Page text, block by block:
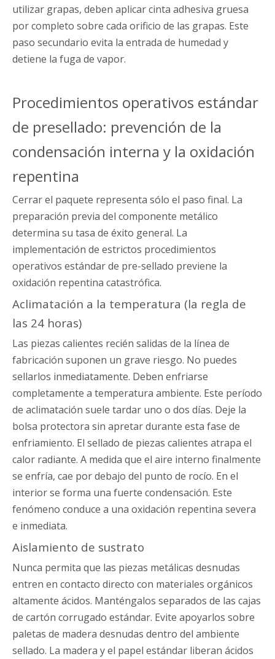
utilizar grapas, deben aplicar cinta adhesiva gruesa
por completo sobre cada orificio de las grapas. Este
paso secundario evita la entrada de humedad y
detiene la fuga de vapor.
Procedimientos operativos estándar
de presellado: prevención de la
condensación interna y la oxidación
repentina
Cerrar el paquete representa sólo el paso final. La
preparación previa del componente metálico
determina su tasa de éxito general. La
implementación de estrictos procedimientos
operativos estándar de pre-sellado previene la
oxidación repentina catastrófica.
Aclimatación a la temperatura (la regla de
las 24 horas)
Las piezas calientes recién salidas de la línea de
fabricación suponen un grave riesgo. No puedes
sellarlos inmediatamente. Deben enfriarse
completamente a temperatura ambiente. Este período
de aclimatación suele tardar uno o dos días. Deje la
bolsa protectora sin apretar durante esta fase de
enfriamiento. El sellado de piezas calientes atrapa el
calor radiante. A medida que el aire interno finalmente
se enfría, cae por debajo del punto de rocío. En el
interior se forma una fuerte condensación. Este
fenómeno conduce a una oxidación repentina severa
e inmediata.
Aislamiento de sustrato
Nunca permita que las piezas metálicas desnudas
entren en contacto directo con materiales orgánicos
altamente ácidos. Manténgalos separados de las cajas
de cartón corrugado estándar. Evite apoyarlos sobre
paletas de madera desnudas dentro del ambiente
sellado. La madera y el papel estándar liberan ácidos